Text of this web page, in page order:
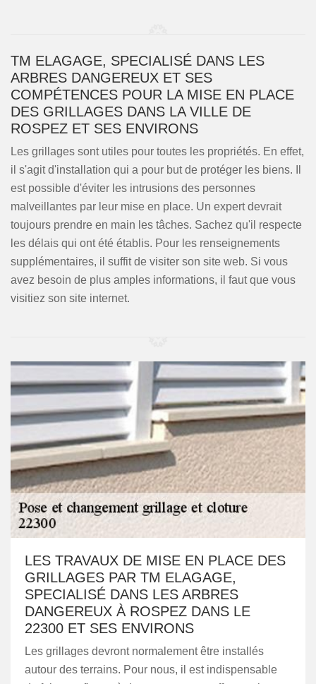
TM ELAGAGE, SPECIALISÉ DANS LES
ARBRES DANGEREUX ET SES
COMPÉTENCES POUR LA MISE EN PLACE
DES GRILLAGES DANS LA VILLE DE
ROSPEZ ET SES ENVIRONS
Les grillages sont utiles pour toutes les propriétés. En effet,
il s'agit d'installation qui a pour but de protéger les biens. Il
est possible d'éviter les intrusions des personnes
malveillantes par leur mise en place. Un expert devrait
toujours prendre en main les tâches. Sachez qu'il respecte
les délais qui ont été établis. Pour les renseignements
supplémentaires, il suffit de visiter son site web. Si vous
avez besoin de plus amples informations, il faut que vous
visitiez son site internet.
LES TRAVAUX DE MISE EN PLACE DES
GRILLAGES PAR TM ELAGAGE,
SPECIALISÉ DANS LES ARBRES
DANGEREUX À ROSPEZ DANS LE
22300 ET SES ENVIRONS
Les grillages devront normalement être installés
autour des terrains. Pour nous, il est indispensable